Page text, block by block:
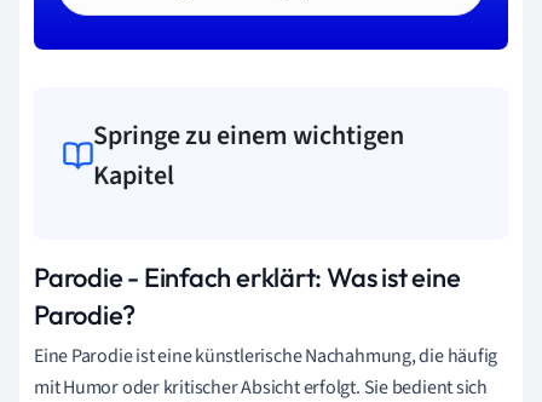
Springe zu einem wichtigen
Kapitel
Parodie - Einfach erklärt: Was ist eine
Parodie?
Eine Parodie ist eine künstlerische Nachahmung, die häufig
mit Humor oder kritischer Absicht erfolgt. Sie bedient sich